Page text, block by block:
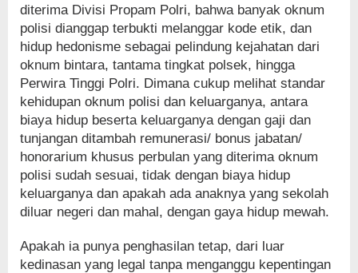
diterima Divisi Propam Polri, bahwa banyak oknum
polisi dianggap terbukti melanggar kode etik, dan
hidup hedonisme sebagai pelindung kejahatan dari
oknum bintara, tantama tingkat polsek, hingga
Perwira Tinggi Polri. Dimana cukup melihat standar
kehidupan oknum polisi dan keluarganya, antara
biaya hidup beserta keluarganya dengan gaji dan
tunjangan ditambah remunerasi/ bonus jabatan/
honorarium khusus perbulan yang diterima oknum
polisi sudah sesuai, tidak dengan biaya hidup
keluarganya dan apakah ada anaknya yang sekolah
diluar negeri dan mahal, dengan gaya hidup mewah.
Apakah ia punya penghasilan tetap, dari luar
kedinasan yang legal tanpa menganggu kepentingan